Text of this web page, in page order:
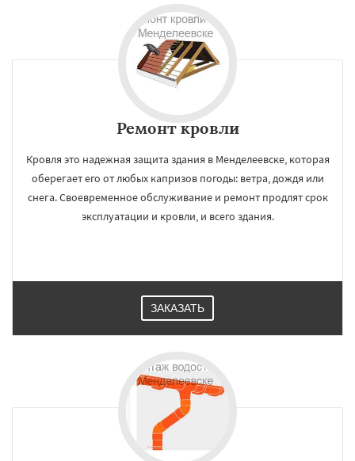
Ремонт кровли
Кровля это надежная защита здания в Менделеевске, которая
оберегает его от любых капризов погоды: ветра, дождя или
снега. Своевременное обслуживание и ремонт продлят срок
эксплуатации и кровли, и всего здания.
ЗАКАЗАТЬ
УЗНАТЬ ПОДРОБНЕЕ